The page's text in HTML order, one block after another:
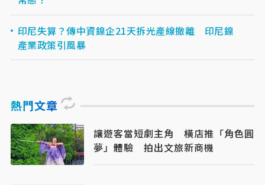
印尼失算？傳中資鎳企21天拆光產線撤離 印尼鎳
產業政策引風暴
熱門文章
讓遊客當短劇主角 橫店推「角色圓
夢」體驗 拍出文旅新商機